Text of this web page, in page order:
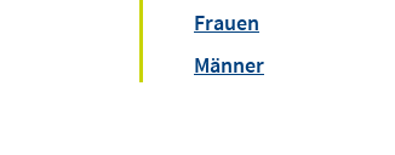
Frauen
Männer